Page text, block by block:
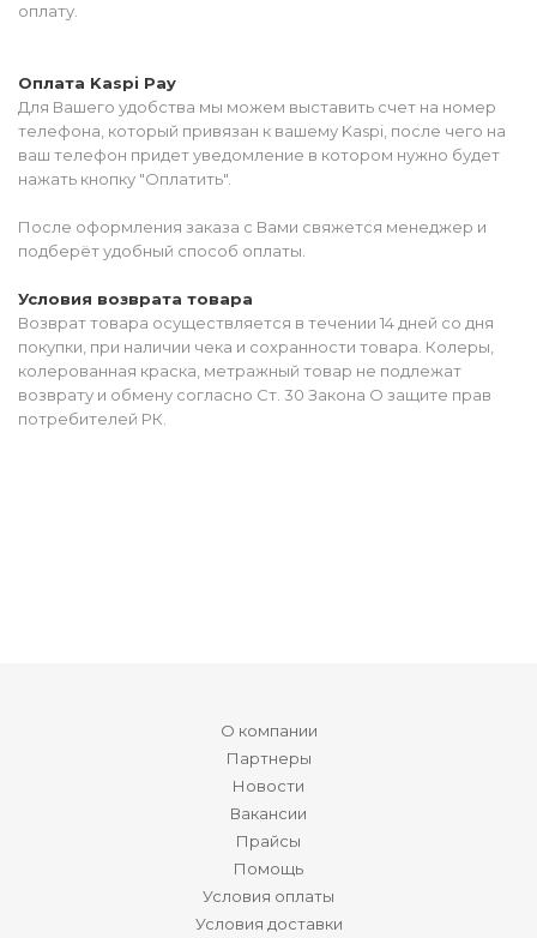
оплату.
Оплата Kaspi Pay
Для Вашего удобства мы можем выставить счет на номер
телефона, который привязан к вашему Kaspi, после чего на
ваш телефон придет уведомление в котором нужно будет
нажать кнопку "Оплатить".
После оформления заказа с Вами свяжется менеджер и
подберёт удобный способ оплаты.
Условия возврата товара
Возврат товара осуществляется в течении 14 дней со дня
покупки, при наличии чека и сохранности товара. Колеры,
колерованная краска, метражный товар не подлежат
возврату и обмену согласно Ст. 30 Закона О защите прав
потребителей РК.
О компании
Партнеры
Новости
Вакансии
Прайсы
Помощь
Условия оплаты
Условия доставки